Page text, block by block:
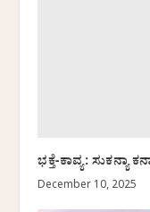
ಭಕ್ತೆ-ಕಾವ್ಯ: ಸುಕನ್ಯಾ
December 10, 2025